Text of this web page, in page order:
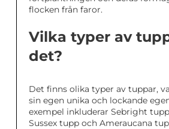
flocken från faror.
Vilka typer av
det?
Det finns olika typer av tuppar,
sin egen unika och lockande
exempel inkluderar Sebright
Sussex tupp och Ameraucana